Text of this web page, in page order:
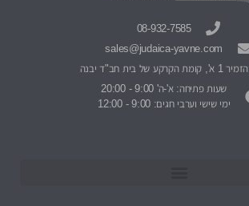
08-932-7585
sales@judaica-yavne.com
הזמיר 1 א', קומת הקרקע של בית חב"ד יבנה
שעות פתיחה: א'-ה' 9:00 - 20:00
ימי שישי וערבי חגים: 9:00 - 12:00